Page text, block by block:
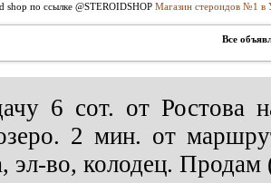
shop по ссылке @STEROIDSHOP Магазин стероидов №1 в
Все
6 сот. от Ростова
2 мин. от
эл-во, колодец.